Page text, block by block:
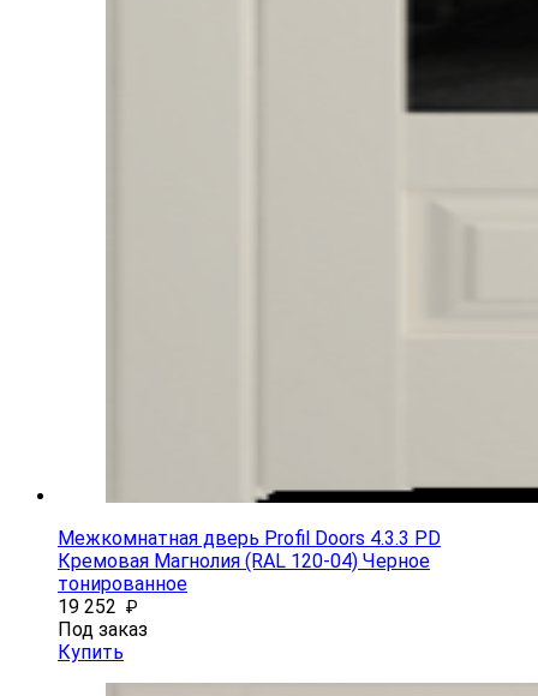
Межкомнатная дверь Profil Doors 4.3.3 PD
Кремовая Магнолия (RAL 120-04) Черное
тонированное
19 252 ₽
Под заказ
Купить